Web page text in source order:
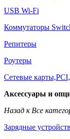
USB Wi-Fi
Коммутаторы
Репитеры
Роутеры
Сетевые
Аксессуары и
Назад к Все
Зарядные